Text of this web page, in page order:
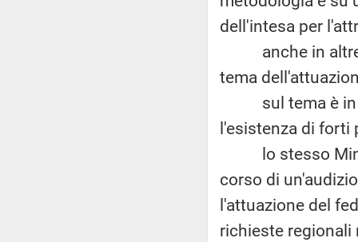
dell'intesa per
anche in altre
tema
sul tema è in
l'esistenza di forti
lo stesso
corso di
l'attuazione del
richieste